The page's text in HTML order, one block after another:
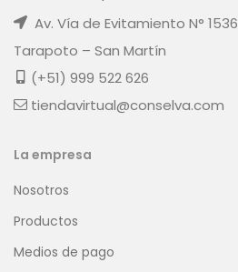
Av. Vía de Evitamiento N° 1536
Tarapoto – San Martín
(+51) 999 522 626
tiendavirtual@conselva.com
La empresa
Nosotros
Productos
Medios de pago